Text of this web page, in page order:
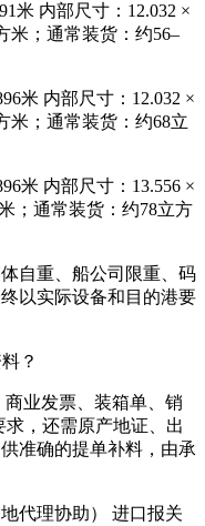
米 内部尺寸：12.032 ×
米；通常装货：约56–
米 内部尺寸：12.032 ×
米；通常装货：约68立
米 内部尺寸：13.556 ×
；通常装货：约78立方
自重、船公司限重、码
以实际设备和目的港要
？
业发票、装箱单、销
，还需原产地证、出
准确的提单补料，由承
代理协助） 进口报关